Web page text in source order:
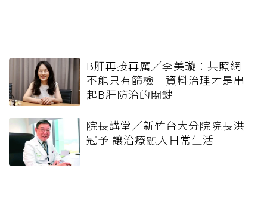
B肝再接再厲／李美璇：共照網
不能只有篩檢 資料治理才是串
起B肝防治的關鍵
院長講堂／新竹台大分院院長洪
冠予 讓治療融入日常生活